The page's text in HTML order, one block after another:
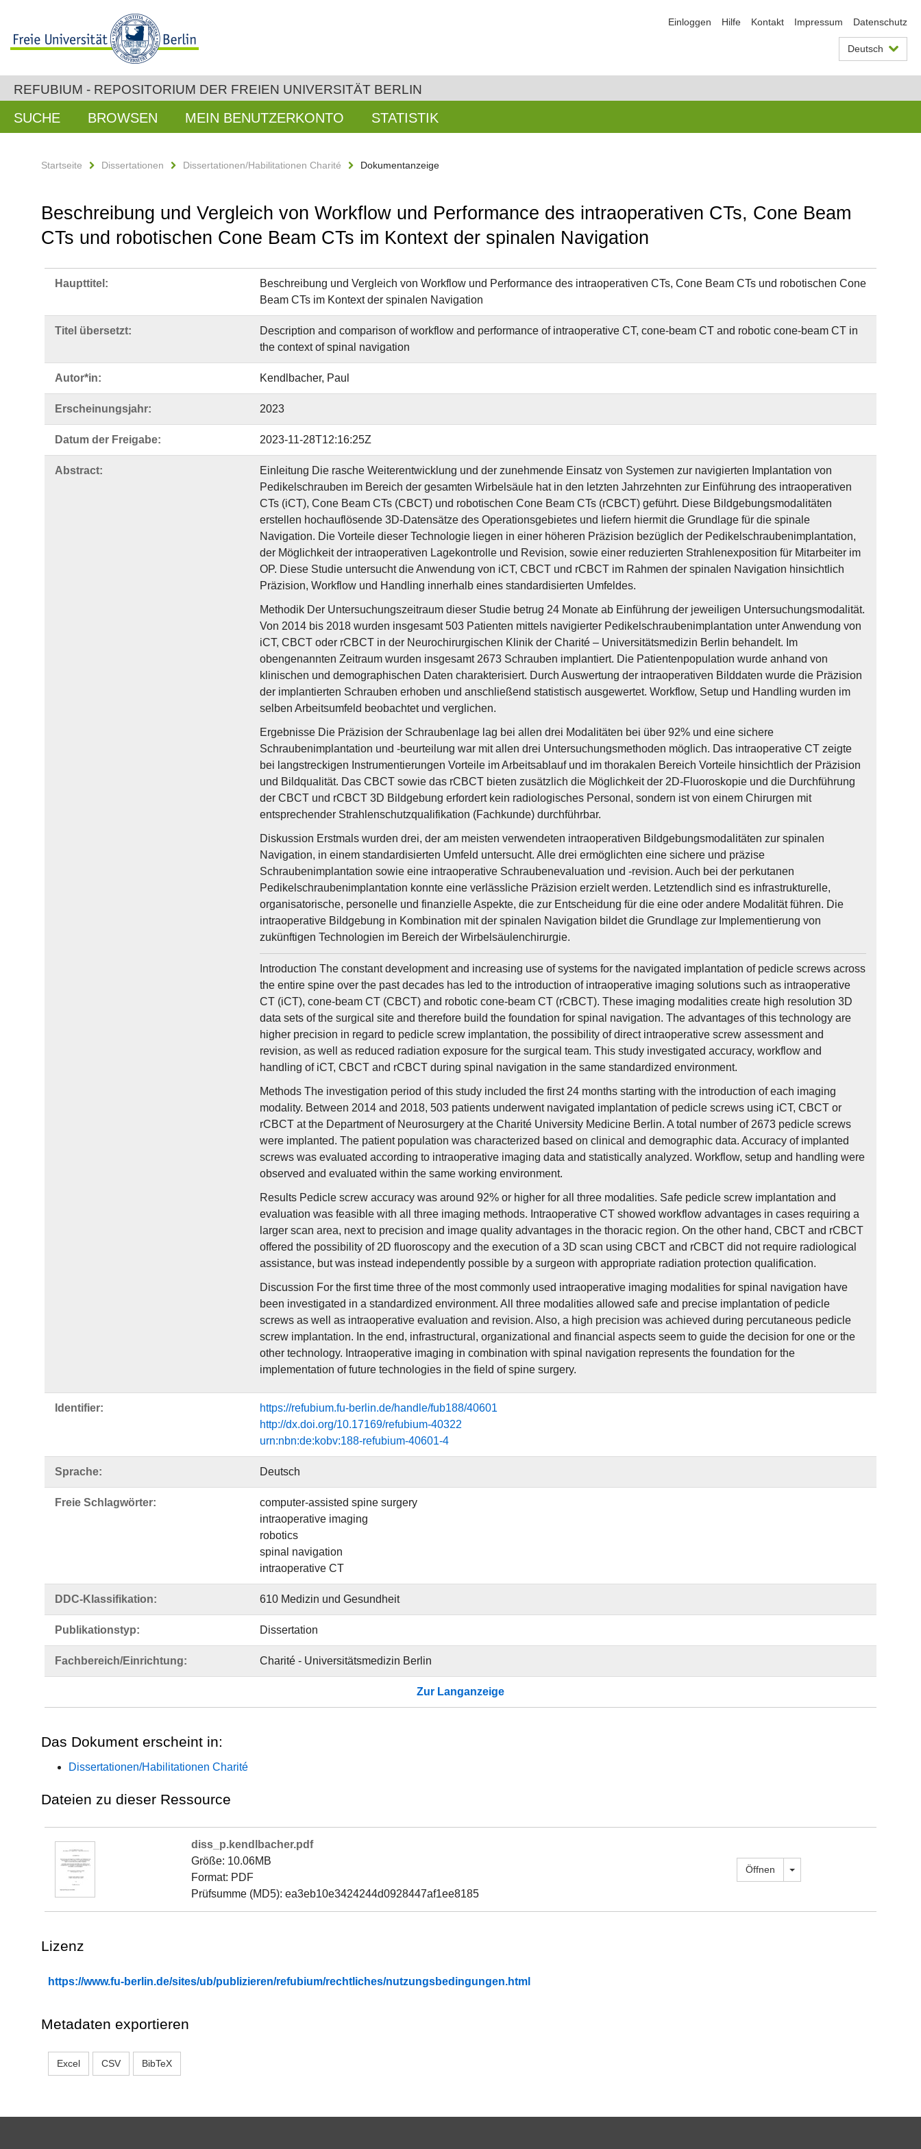
Einloggen Hilfe Kontakt Impressum Datenschutz
Deutsch
REFUBIUM - REPOSITORIUM DER FREIEN UNIVERSITÄT BERLIN
SUCHE BROWSEN MEIN BENUTZERKONTO STATISTIK
Startseite Dissertationen Dissertationen/Habilitationen Charité Dokumentanzeige
Beschreibung und Vergleich von Workflow und Performance des intraoperativen CTs, Cone Beam
CTs und robotischen Cone Beam CTs im Kontext der spinalen Navigation
Haupttitel:
Beschreibung und Vergleich von Workflow und Performance des intraoperativen CTs, Cone Beam CTs und robotischen Cone
Beam CTs im Kontext der spinalen Navigation
Titel übersetzt:
Description and comparison of workflow and performance of intraoperative CT, cone-beam CT and robotic cone-beam CT in
the context of spinal navigation
Autor*in: Kendlbacher, Paul
Erscheinungsjahr: 2023
Datum der Freigabe: 2023-11-28T12:16:25Z
Abstract:
Einleitung Die rasche Weiterentwicklung und der zunehmende Einsatz von Systemen zur navigierten Implantation von
Pedikelschrauben im Bereich der gesamten Wirbelsäule hat in den letzten Jahrzehnten zur Einführung des intraoperativen
CTs (iCT), Cone Beam CTs (CBCT) und robotischen Cone Beam CTs (rCBCT) geführt. Diese Bildgebungsmodalitäten
erstellen hochauflösende 3D-Datensätze des Operationsgebietes und liefern hiermit die Grundlage für die spinale
Navigation. Die Vorteile dieser Technologie liegen in einer höheren Präzision bezüglich der Pedikelschraubenimplantation,
der Möglichkeit der intraoperativen Lagekontrolle und Revision, sowie einer reduzierten Strahlenexposition für Mitarbeiter im
OP. Diese Studie untersucht die Anwendung von iCT, CBCT und rCBCT im Rahmen der spinalen Navigation hinsichtlich
Präzision, Workflow und Handling innerhalb eines standardisierten Umfeldes.
Methodik Der Untersuchungszeitraum dieser Studie betrug 24 Monate ab Einführung der jeweiligen Untersuchungsmodalität.
Von 2014 bis 2018 wurden insgesamt 503 Patienten mittels navigierter Pedikelschraubenimplantation unter Anwendung von
iCT, CBCT oder rCBCT in der Neurochirurgischen Klinik der Charité – Universitätsmedizin Berlin behandelt. Im
obengenannten Zeitraum wurden insgesamt 2673 Schrauben implantiert. Die Patientenpopulation wurde anhand von
klinischen und demographischen Daten charakterisiert. Durch Auswertung der intraoperativen Bilddaten wurde die Präzision
der implantierten Schrauben erhoben und anschließend statistisch ausgewertet. Workflow, Setup und Handling wurden im
selben Arbeitsumfeld beobachtet und verglichen.
Ergebnisse Die Präzision der Schraubenlage lag bei allen drei Modalitäten bei über 92% und eine sichere
Schraubenimplantation und -beurteilung war mit allen drei Untersuchungsmethoden möglich. Das intraoperative CT zeigte
bei langstreckigen Instrumentierungen Vorteile im Arbeitsablauf und im thorakalen Bereich Vorteile hinsichtlich der Präzision
und Bildqualität. Das CBCT sowie das rCBCT bieten zusätzlich die Möglichkeit der 2D-Fluoroskopie und die Durchführung
der CBCT und rCBCT 3D Bildgebung erfordert kein radiologisches Personal, sondern ist von einem Chirurgen mit
entsprechender Strahlenschutzqualifikation (Fachkunde) durchführbar.
Diskussion Erstmals wurden drei, der am meisten verwendeten intraoperativen Bildgebungsmodalitäten zur spinalen
Navigation, in einem standardisierten Umfeld untersucht. Alle drei ermöglichten eine sichere und präzise
Schraubenimplantation sowie eine intraoperative Schraubenevaluation und -revision. Auch bei der perkutanen
Pedikelschraubenimplantation konnte eine verlässliche Präzision erzielt werden. Letztendlich sind es infrastrukturelle,
organisatorische, personelle und finanzielle Aspekte, die zur Entscheidung für die eine oder andere Modalität führen. Die
intraoperative Bildgebung in Kombination mit der spinalen Navigation bildet die Grundlage zur Implementierung von
zukünftigen Technologien im Bereich der Wirbelsäulenchirurgie.
Introduction The constant development and increasing use of systems for the navigated implantation of pedicle screws across
the entire spine over the past decades has led to the introduction of intraoperative imaging solutions such as intraoperative
CT (iCT), cone-beam CT (CBCT) and robotic cone-beam CT (rCBCT). These imaging modalities create high resolution 3D
data sets of the surgical site and therefore build the foundation for spinal navigation. The advantages of this technology are
higher precision in regard to pedicle screw implantation, the possibility of direct intraoperative screw assessment and
revision, as well as reduced radiation exposure for the surgical team. This study investigated accuracy, workflow and
handling of iCT, CBCT and rCBCT during spinal navigation in the same standardized environment.
Methods The investigation period of this study included the first 24 months starting with the introduction of each imaging
modality. Between 2014 and 2018, 503 patients underwent navigated implantation of pedicle screws using iCT, CBCT or
rCBCT at the Department of Neurosurgery at the Charité University Medicine Berlin. A total number of 2673 pedicle screws
were implanted. The patient population was characterized based on clinical and demographic data. Accuracy of implanted
screws was evaluated according to intraoperative imaging data and statistically analyzed. Workflow, setup and handling were
observed and evaluated within the same working environment.
Results Pedicle screw accuracy was around 92% or higher for all three modalities. Safe pedicle screw implantation and
evaluation was feasible with all three imaging methods. Intraoperative CT showed workflow advantages in cases requiring a
larger scan area, next to precision and image quality advantages in the thoracic region. On the other hand, CBCT and rCBCT
offered the possibility of 2D fluoroscopy and the execution of a 3D scan using CBCT and rCBCT did not require radiological
assistance, but was instead independently possible by a surgeon with appropriate radiation protection qualification.
Discussion For the first time three of the most commonly used intraoperative imaging modalities for spinal navigation have
been investigated in a standardized environment. All three modalities allowed safe and precise implantation of pedicle
screws as well as intraoperative evaluation and revision. Also, a high precision was achieved during percutaneous pedicle
screw implantation. In the end, infrastructural, organizational and financial aspects seem to guide the decision for one or the
other technology. Intraoperative imaging in combination with spinal navigation represents the foundation for the
implementation of future technologies in the field of spine surgery.
Identifier:
https://refubium.fu-berlin.de/handle/fub188/40601
http://dx.doi.org/10.17169/refubium-40322
urn:nbn:de:kobv:188-refubium-40601-4
Sprache: Deutsch
Freie Schlagwörter:
computer-assisted spine surgery
intraoperative imaging
robotics
spinal navigation
intraoperative CT
DDC-Klassifikation: 610 Medizin und Gesundheit
Publikationstyp: Dissertation
Fachbereich/Einrichtung: Charité - Universitätsmedizin Berlin
Zur Langanzeige
Das Dokument erscheint in:
Dissertationen/Habilitationen Charité
Dateien zu dieser Ressource
diss_p.kendlbacher.pdf
Größe: 10.06MB
Format: PDF
Prüfsumme (MD5): ea3eb10e3424244d0928447af1ee8185
Öffnen Dropdown öffnen
Lizenz
https://www.fu-berlin.de/sites/ub/publizieren/refubium/rechtliches/nutzungsbedingungen.html
Metadaten exportieren
Excel CSV BibTeX